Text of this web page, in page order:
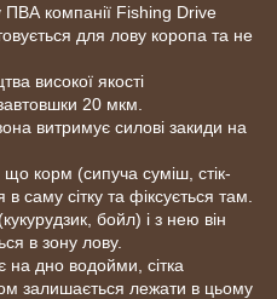
ПВА компанії Fishing Drive
для лову коропа та не
високої якості
20 мкм.
витримує силові закиди на
корм (сипуча суміш, стік-
саму сітку та фіксується там.
бойл) і з нею він
в зону лову.
на дно водойми, сітка
залишається лежати в цьому